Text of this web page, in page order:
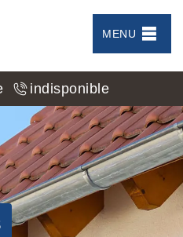
MENU
indisponible